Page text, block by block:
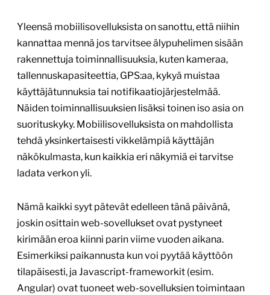
Yleensä mobiilisovelluksista on sanottu, että niihin
kannattaa mennä jos tarvitsee älypuhelimen sisään
rakennettuja toiminnallisuuksia, kuten kameraa,
tallennuskapasiteettia, GPS:aa, kykyä muistaa
käyttäjätunnuksia tai notifikaatiojärjestelmää.
Näiden toiminnallisuuksien lisäksi toinen iso asia on
suorituskyky. Mobiilisovelluksista on mahdollista
tehdä yksinkertaisesti vikkelämpiä käyttäjän
näkökulmasta, kun kaikkia eri näkymiä ei tarvitse
ladata verkon yli.
Nämä kaikki syyt pätevät edelleen tänä päivänä,
joskin osittain web-sovellukset ovat pystyneet
kirimään eroa kiinni parin viime vuoden aikana.
Esimerkiksi paikannusta kun voi pyytää käyttöön
tilapäisesti, ja Javascript-frameworkit (esim.
Angular) ovat tuoneet web-sovelluksien toimintaan